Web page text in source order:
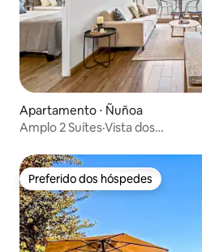
Apartamento ⋅ Ñuñoa
Amplo 2 Suítes·Vista dos
Preferido dos hóspedes
Preferido dos hóspedes